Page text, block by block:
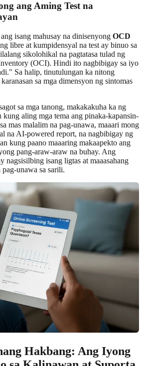
ang Aming Test na
isang mahusay na dinisenyong OCD
libre at kumpidensyal na test ay binuo sa
sikolohikal na pagtatasa tulad ng
(OCI). Hindi ito nagbibigay sa iyo
Sa halip, tinutulungan ka nitong
sa mga dimensyon ng sintomas
sa mga tanong, makakakuha ka ng
kung aling mga tema ang pinaka-kapansin-
mas malalim na pag-unawa, maaari mong
na AI-powered report, na nagbibigay ng
kung paano maaaring makaapekto ang
pang-araw-araw na buhay. Ang
nagsisilbing isang ligtas at maaasahang
unawa sa sarili.
Hakbang: Ang Iyong